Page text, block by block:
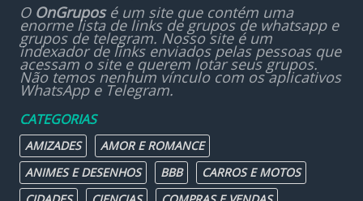
O OnGruposé um site que contém uma
enorme lista de links de grupos de whatsapp e
grupos de telegram. Nosso site é um
indexador de links enviados pelas pessoas que
acessam o site e querem lotar seus grupos.
Não temos nenhum vínculo com os aplicativos
WhatsApp e Telegram.
CATEGORIAS
AMIZADES
AMOR E ROMANCE
ANIMES E DESENHOS
BBB
CARROS E MOTOS